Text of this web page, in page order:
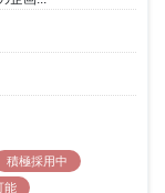
積極採用中
能